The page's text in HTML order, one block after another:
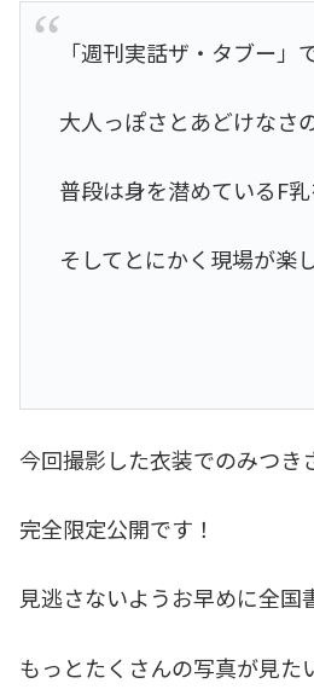
「週刊実話ザ・タブー
大人っぽさとあどけなさ
普段は身を潜めているF
そしてとにかく現場が楽
今回撮影した衣装でのみつき
完全限定公開です！
見逃さないようお早めに全
もっとたくさんの写真が見た